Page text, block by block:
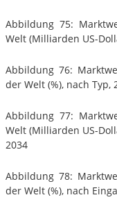
Abbildung 75:
Welt (Milliarden US-
Abbildung 76:
der Welt (%), nach Typ,
Abbildung 77:
Welt (Milliarden US-
2034
Abbildung 78:
der Welt (%), nach